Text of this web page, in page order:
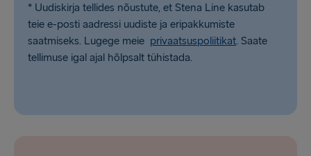
Rosslare → Fishguard
* Uudiskirja tellides nõustute, et Stena Line kasutab
teie e-posti aadressi uudiste ja eripakkumiste
saatmiseks. Lugege meie privaatsuspoliitikat. Saate
tellimuse igal ajal hõlpsalt tühistada.